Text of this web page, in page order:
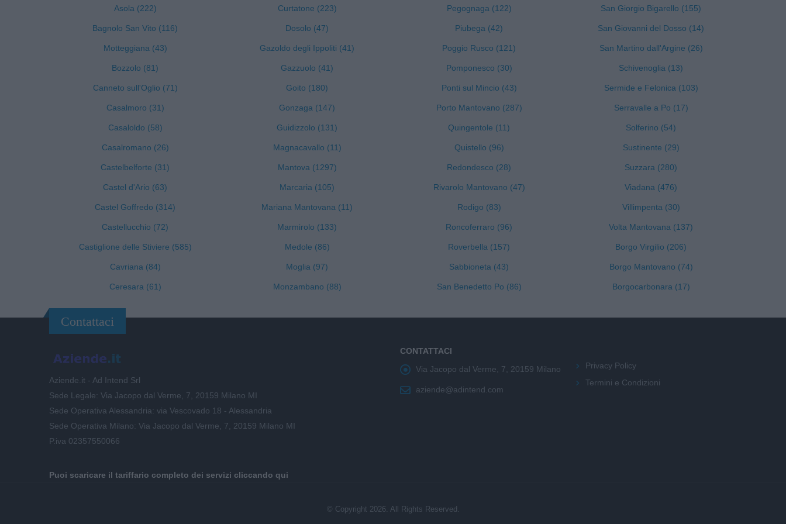
Asola (222)
Bagnolo San Vito (116)
Motteggiana (43)
Bozzolo (81)
Canneto sull'Oglio (71)
Casalmoro (31)
Casaloldo (58)
Casalromano (26)
Castelbelforte (31)
Castel d'Ario (63)
Castel Goffredo (314)
Castellucchio (72)
Castiglione delle Stiviere (585)
Cavriana (84)
Ceresara (61)
Curtatone (223)
Dosolo (47)
Gazoldo degli Ippoliti (41)
Gazzuolo (41)
Goito (180)
Gonzaga (147)
Guidizzolo (131)
Magnacavallo (11)
Mantova (1297)
Marcaria (105)
Mariana Mantovana (11)
Marmirolo (133)
Medole (86)
Moglia (97)
Monzambano (88)
Pegognaga (122)
Piubega (42)
Poggio Rusco (121)
Pomponesco (30)
Ponti sul Mincio (43)
Porto Mantovano (287)
Quingentole (11)
Quistello (96)
Redondesco (28)
Rivarolo Mantovano (47)
Rodigo (83)
Roncoferraro (96)
Roverbella (157)
Sabbioneta (43)
San Benedetto Po (86)
San Giorgio Bigarello (155)
San Giovanni del Dosso (14)
San Martino dall'Argine (26)
Schivenoglia (13)
Sermide e Felonica (103)
Serravalle a Po (17)
Solferino (54)
Sustinente (29)
Suzzara (280)
Viadana (476)
Villimpenta (30)
Volta Mantovana (137)
Borgo Virgilio (206)
Borgo Mantovano (74)
Borgocarbonara (17)
Contattaci
Aziende.it - Ad Intend Srl
Sede Legale: Via Jacopo dal Verme, 7, 20159 Milano MI
Sede Operativa Alessandria: via Vescovado 18 - Alessandria
Sede Operativa Milano: Via Jacopo dal Verme, 7, 20159 Milano MI
P.iva 02357550066
CONTATTACI
Via Jacopo dal Verme, 7, 20159 Milano
aziende@adintend.com
Privacy Policy
Termini e Condizioni
Puoi scaricare il tariffario completo dei servizi cliccando qui
© Copyright 2026. All Rights Reserved.